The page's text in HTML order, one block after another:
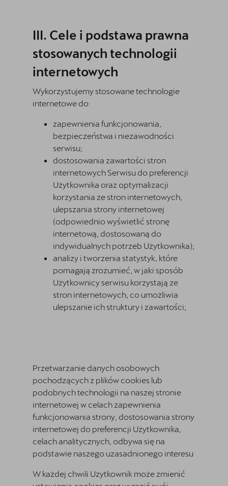
Cele i podstawa prawna
stosowanych technologii
internetowych
Wykorzystujemy stosowane technologie
internetowe do:
zapewnienia funkcjonowania,
bezpieczeństwa i niezawodności
serwisu;
dostosowania zawartości stron
internetowych Serwisu do preferencji
Użytkownika oraz optymalizacji
korzystania ze stron internetowych,
ulepszania strony internetowej
(odpowiednio wyświetlić stronę
internetową, dostosowaną do
indywidualnych potrzeb Użytkownika);
analizy i tworzenia statystyk, które
pomagają zrozumieć, w jaki sposób
Użytkownicy serwisu korzystają ze
stron internetowych, co umożliwia
ulepszanie ich struktury i zawartości;
Przetwarzanie danych osobowych
pochodzących z plików cookies lub
podobnych technologii na naszej stronie
internetowej w celach zapewnienia
funkcjonowania strony, dostosowania strony
internetowej do preferencji Użytkownika,
celach analitycznych, odbywa się na
podstawie naszego uzasadnionego interesu
W każdej chwili Użytkownik może zmienić